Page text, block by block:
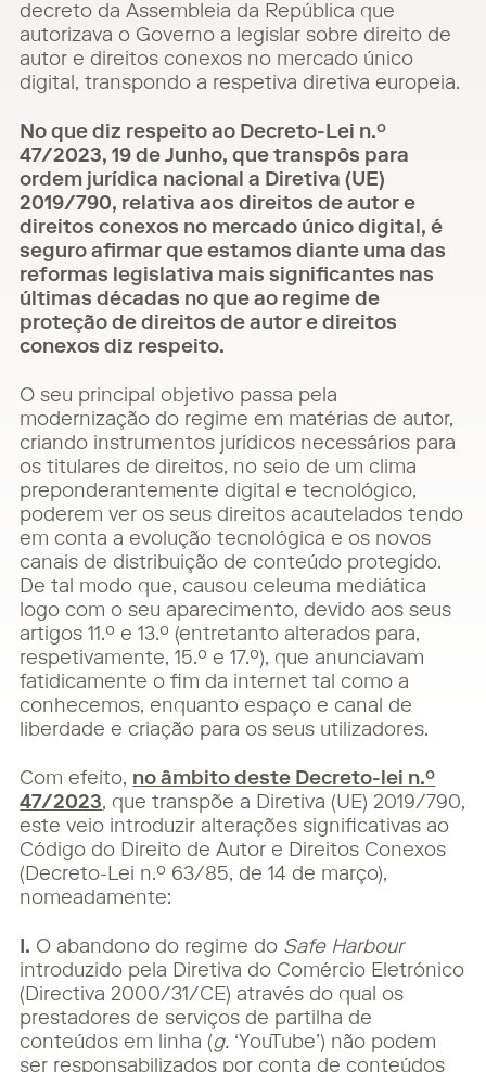
decreto da Assembleia da República que
autorizava o Governo a legislar sobre direito de
autor e direitos conexos no mercado único
digital, transpondo a respetiva diretiva europeia.
No que diz respeito ao Decreto-Lei n.º
47/2023, 19 de Junho, que transpôs para
ordem jurídica nacional a Diretiva (UE)
2019/790, relativa aos direitos de autor e
direitos conexos no mercado único digital, é
seguro afirmar que estamos diante uma das
reformas legislativa mais significantes nas
últimas décadas no que ao regime de
proteção de direitos de autor e direitos
conexos diz respeito.
O seu principal objetivo passa pela
modernização do regime em matérias de autor,
criando instrumentos jurídicos necessários para
os titulares de direitos, no seio de um clima
preponderantemente digital e tecnológico,
poderem ver os seus direitos acautelados tendo
em conta a evolução tecnológica e os novos
canais de distribuição de conteúdo protegido.
De tal modo que, causou celeuma mediática
logo com o seu aparecimento, devido aos seus
artigos 11.º e 13.º (entretanto alterados para,
respetivamente, 15.º e 17.º), que anunciavam
fatidicamente o fim da internet tal como a
conhecemos, enquanto espaço e canal de
liberdade e criação para os seus utilizadores.
Com efeito, no âmbito deste Decreto-lei n.º
47/2023, que transpõe a Diretiva (UE) 2019/790,
este veio introduzir alterações significativas ao
Código do Direito de Autor e Direitos Conexos
(Decreto-Lei n.º 63/85, de 14 de março),
nomeadamente:
I. O abandono do regime do Safe Harbour
introduzido pela Diretiva do Comércio Eletrónico
(Directiva 2000/31/CE) através do qual os
prestadores de serviços de partilha de
conteúdos em linha (g. ‘YouTube’) não podem
ser responsabilizados por conta de conteúdos